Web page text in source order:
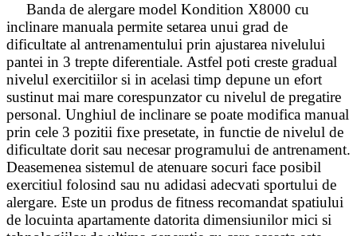
Banda de alergare model Kondition X8000 cu
inclinare manuala permite setarea unui grad de
dificultate al antrenamentului prin ajustarea nivelului
pantei in 3 trepte diferentiale. Astfel poti creste gradual
nivelul exercitiilor si in acelasi timp depune un efort
sustinut mai mare corespunzator cu nivelul de pregatire
personal. Unghiul de inclinare se poate modifica manual
prin cele 3 pozitii fixe presetate, in functie de nivelul de
dificultate dorit sau necesar programului de antrenament.
Deasemenea sistemul de atenuare socuri face posibil
exercitiul folosind sau nu adidasi adecvati sportului de
alergare. Este un produs de fitness recomandat spatiului
de locuinta apartamente datorita dimensiunilor mici si